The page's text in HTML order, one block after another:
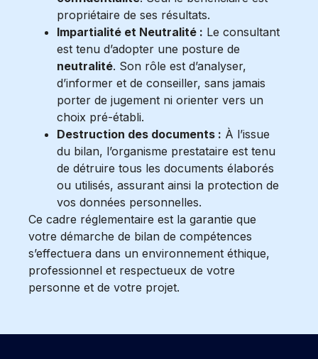
propriétaire de ses résultats.
Impartialité et Neutralité : Le consultant
est tenu d’adopter une posture de
neutralité. Son rôle est d’analyser,
d’informer et de conseiller, sans jamais
porter de jugement ni orienter vers un
choix pré-établi.
Destruction des documents : À l’issue
du bilan, l’organisme prestataire est tenu
de détruire tous les documents élaborés
ou utilisés, assurant ainsi la protection de
vos données personnelles.
Ce cadre réglementaire est la garantie que
votre démarche de bilan de compétences
s’effectuera dans un environnement éthique,
professionnel et respectueux de votre
personne et de votre projet.